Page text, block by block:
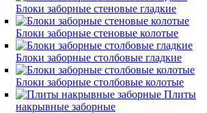
Блоки заборные стеновые гладкие
Блоки заборные стеновые колотые
Блоки заборные столбовые гладкие
Блоки заборные столбовые колотые
Плиты
накрывные заборные